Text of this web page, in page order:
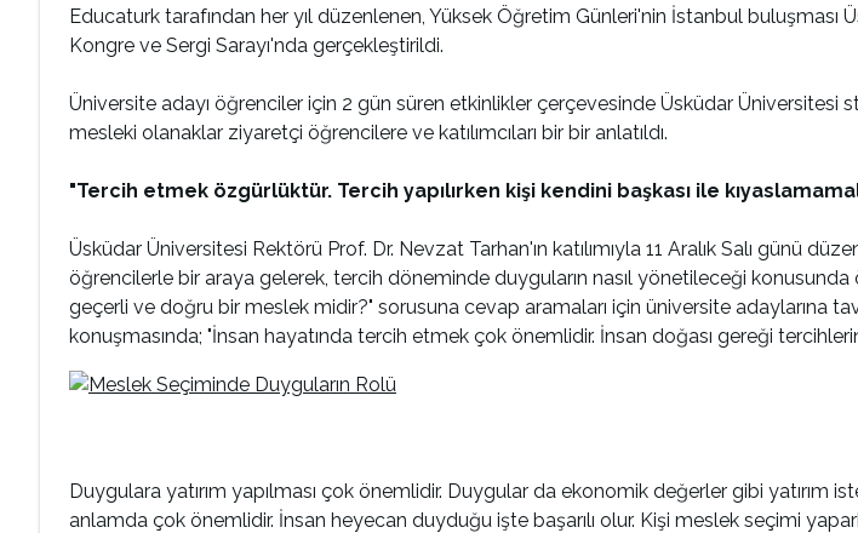
Educaturk tarafından her yıl düzenlenen, Yüksek Öğretim Günleri'nin İstanbul buluşması
Kongre ve Sergi Sarayı'nda gerçekleştirildi.
Üniversite adayı öğrenciler için 2 gün süren etkinlikler çerçevesinde Üsküdar Üniversitesi
mesleki olanaklar ziyaretçi öğrencilere ve katılımcıları bir bir anlatıldı.
"Tercih etmek özgürlüktür. Tercih yapılırken kişi kendini başkası ile
Üsküdar Üniversitesi Rektörü Prof. Dr. Nevzat Tarhan'ın katılımıyla 11 Aralık Salı günü
öğrencilerle bir araya gelerek, tercih döneminde duyguların nasıl yönetileceği
geçerli ve doğru bir meslek midir?" sorusuna cevap aramaları için üniversite adaylarına
konuşmasında; "İnsan hayatında tercih etmek çok önemlidir. İnsan doğası gereği
Duygulara yatırım yapılması çok önemlidir. Duygular da ekonomik değerler gibi yatırım
anlamda çok önemlidir. İnsan heyecan duyduğu işte başarılı olur. Kişi meslek seçimi